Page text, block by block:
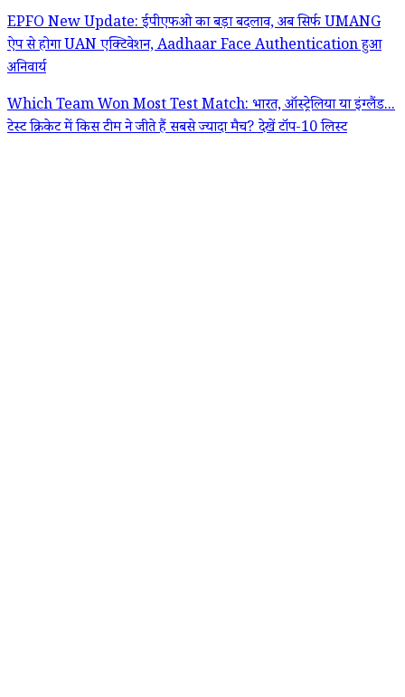
EPFO New Update: ईपीएफओ का बड़ा बदलाव, अब सिर्फ UMANG
ऐप से होगा UAN एक्टिवेशन, Aadhaar Face Authentication हुआ
अनिवार्य
Which Team Won Most Test Match: भारत, ऑस्ट्रेलिया या इंग्लैंड...
टेस्ट क्रिकेट में किस टीम ने जीते हैं सबसे ज्यादा मैच? देखें टॉप-10 लिस्ट